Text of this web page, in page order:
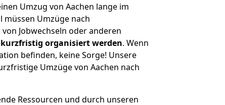
Umzug von Aachen lange im
müssen Umzüge nach
Jobwechseln oder anderen
organisiert werden. Wenn
befinden, keine Sorge! Unsere
Umzüge von Aachen nach
Ressourcen und durch unseren